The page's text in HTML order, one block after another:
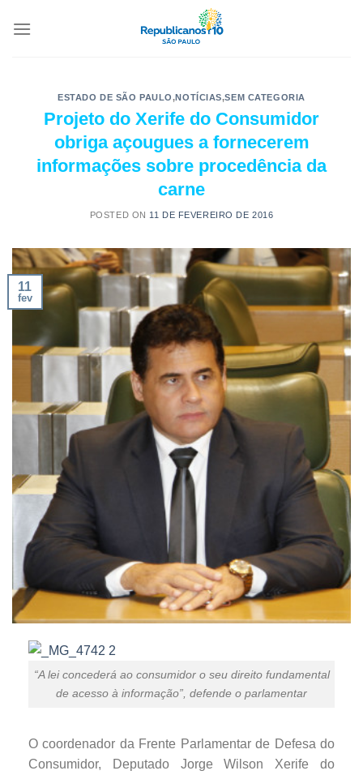
ESTADO DE SÃO PAULO,NOTÍCIAS,SEM CATEGORIA
Projeto do Xerife do Consumidor
obriga açougues a fornecerem
informações sobre procedência da
carne
POSTED ON 11 DE FEVEREIRO DE 2016
11
fev
“A lei concederá ao consumidor o seu direito fundamental
de acesso à informação”, defende o parlamentar
O coordenador da Frente Parlamentar de Defesa do
Consumidor, Deputado Jorge Wilson Xerife do